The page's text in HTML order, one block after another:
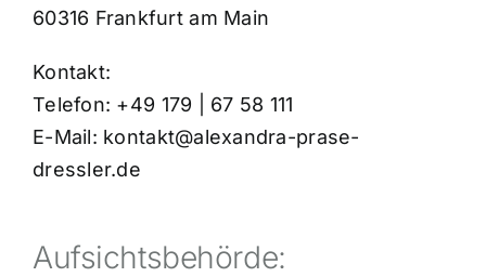
60316 Frankfurt am Main
Kontakt:
Telefon: +49 179 | 67 58 111
E-Mail: kontakt@alexandra-prase-
dressler.de
Aufsichtsbehörde: